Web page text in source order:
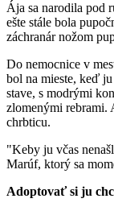
Ája sa narodila pod
ešte stále bola
záchranár nožom
Do nemocnice v
bol na mieste, keď
stave, s modrými
zlomenými rebrami.
chrbticu.
"Keby ju včas
Marúf, ktorý sa
Adoptovať si ju